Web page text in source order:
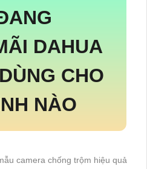
DAHUA
CHO
NÀO
camera chống trộm hiệu quả